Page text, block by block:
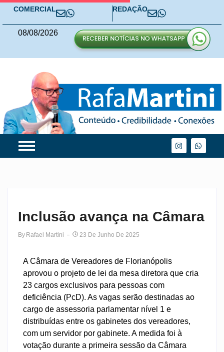
COMERCIAL REDAÇÃO
08/08/2026
Inclusão avança na Câmara
By Rafael Martini 23 De Junho De 2025
A Câmara de Vereadores de Florianópolis
aprovou o projeto de lei da mesa diretora que cria
23 cargos exclusivos para pessoas com
deficiência (PcD). As vagas serão destinadas ao
cargo de assessoria parlamentar nível 1 e
distribuídas entre os gabinetes dos vereadores,
com um servidor por gabinete. A medida foi à
votação durante a primeira sessão da Câmara